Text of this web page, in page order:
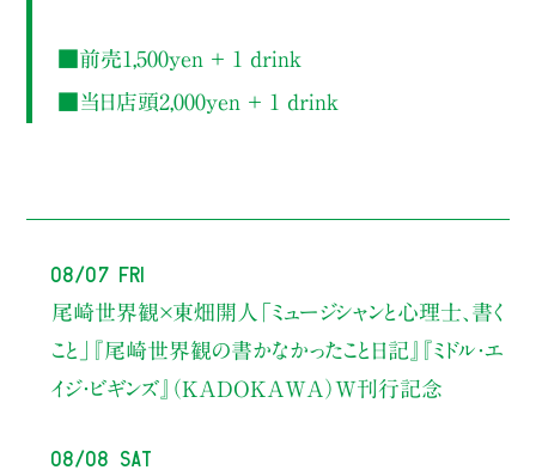
■前売1,500yen ＋ 1 drink
■当日店頭2,000yen ＋ 1 drink
08/07 Fri
尾崎世界観×東畑開人
「ミュージシャンと心理士、書く
こと」
『尾崎世界観の書かなかったこと日記』『ミドル・エ
イジ・ビギンズ』（KADOKAWA）W刊行記念
08/08 Sat